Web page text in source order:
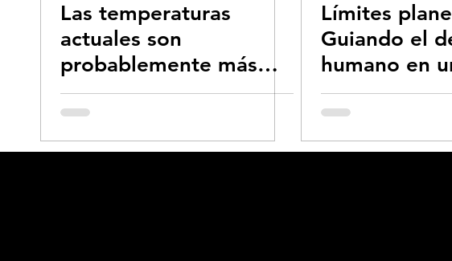
global - CO2 Capitalismo -Neoliberalismo
fósiles Consumismo Contaminadores: petróleo,
Crisis global-Colapso -Covid Decrecimiento/
Las temperaturas
actuales son
probablemente más
altas que en cualquier
otro momento de la
historia
Límites
Guiando el
humano en
cambiante